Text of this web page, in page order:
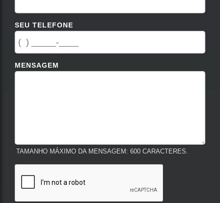
SEU TELEFONE
MENSAGEM
TAMANHO MÁXIMO DA MENSAGEM: 600 CARACTERES.